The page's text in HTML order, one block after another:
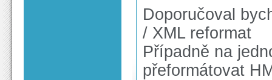
Doporučoval
/ XML reformat
Případně na
přeformátovat